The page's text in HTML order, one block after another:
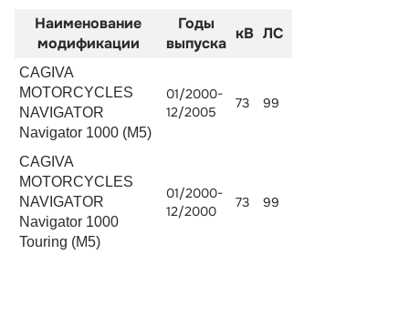
Наименование
модификации
Годы
выпуска
кВ ЛС
CAGIVA
MOTORCYCLES
NAVIGATOR
Navigator 1000 (M5)
01/2000-
12/2005
73 99
CAGIVA
MOTORCYCLES
NAVIGATOR
Navigator 1000
Touring (M5)
01/2000-
12/2000
73 99